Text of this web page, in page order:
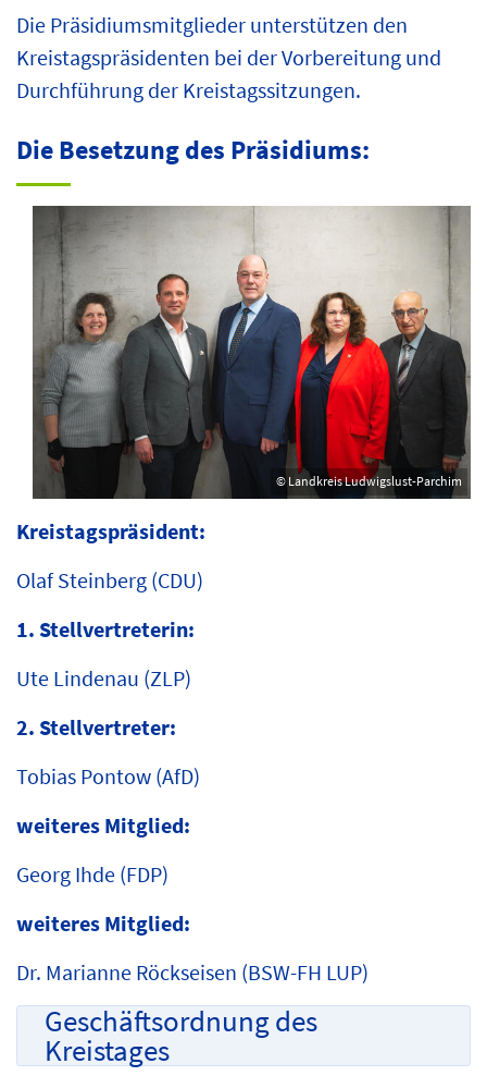
Die Präsidiumsmitglieder unterstützen den
Kreistagspräsidenten bei der Vorbereitung und
Durchführung der Kreistagssitzungen.
Die Besetzung des Präsidiums:
© Landkreis Ludwigslust-Parchim
Kreistagspräsident:
Olaf Steinberg (CDU)
1. Stellvertreterin:
Ute Lindenau (ZLP)
2. Stellvertreter:
Tobias Pontow (AfD)
weiteres Mitglied:
Georg Ihde (FDP)
weiteres Mitglied:
Dr. Marianne Röckseisen (BSW-FH LUP)
Geschäftsordnung des
Kreistages